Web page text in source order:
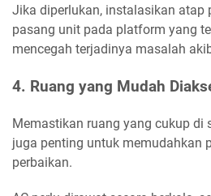
Jika diperlukan, instalasikan atap
pasang unit pada platform yang
mencegah terjadinya masalah
4. Ruang yang Mudah
Memastikan ruang yang cukup di
juga penting untuk memudahkan
perbaikan.